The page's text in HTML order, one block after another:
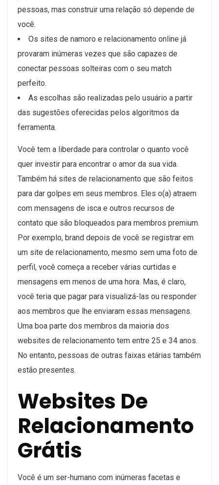
pessoas, mas construir uma relação só depende de
você.
Os sites de namoro e relacionamento online já
provaram inúmeras vezes que são capazes de
conectar pessoas solteiras com o seu match
perfeito.
As escolhas são realizadas pelo usuário a partir
das sugestões oferecidas pelos algoritmos da
ferramenta.
Você tem a liberdade para controlar o quanto você
quer investir para encontrar o amor da sua vida.
Também há sites de relacionamento que são feitos
para dar golpes em seus membros. Eles o(a) atraem
com mensagens de isca e outros recursos de
contato que são bloqueados para membros premium.
Por exemplo, brand depois de você se registrar em
um site de relacionamento, mesmo sem uma foto de
perfil, você começa a receber várias curtidas e
mensagens em menos de uma hora. Mas, é claro,
você teria que pagar para visualizá-las ou responder
aos membros que lhe enviaram essas mensagens.
Uma boa parte dos membros da maioria dos
websites de relacionamento tem entre 25 e 34 anos.
No entanto, pessoas de outras faixas etárias também
estão presentes.
Websites De
Relacionamento
Grátis
Você é um ser-humano com inúmeras facetas e